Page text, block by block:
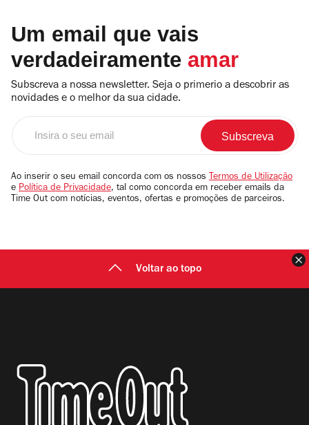
Um email que vais
verdadeiramente amar
Subscreva a nossa newsletter. Seja o primerio a descobrir as
novidades e o melhor da sua cidade.
email
Ao inserir o seu email concorda com os nossos Termos de Utilização
e Política de Privacidade, tal como concorda em receber emails da
Time Out com notícias, eventos, ofertas e promoções de parceiros.
Voltar ao topo